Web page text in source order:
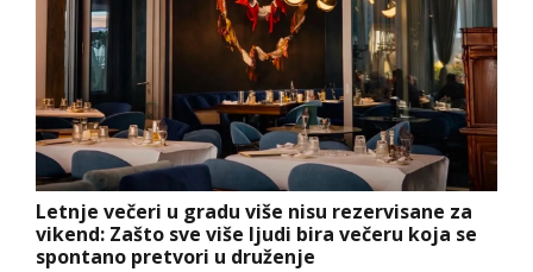
Letnje večeri u gradu više nisu rezervisane za
vikend: Zašto sve više ljudi bira večeru koja se
spontano pretvori u druženje